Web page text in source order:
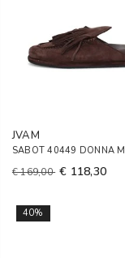
JVAM
SABOT 40449 DONNA
€ 169,00 € 118,30
40%